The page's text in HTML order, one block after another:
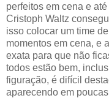
perfeitos em cena e
Cristoph Waltz
isso colocar um time
momentos em cena, e
exata para que não
todos estão bem,
figuração, é difícil
aparecendo em